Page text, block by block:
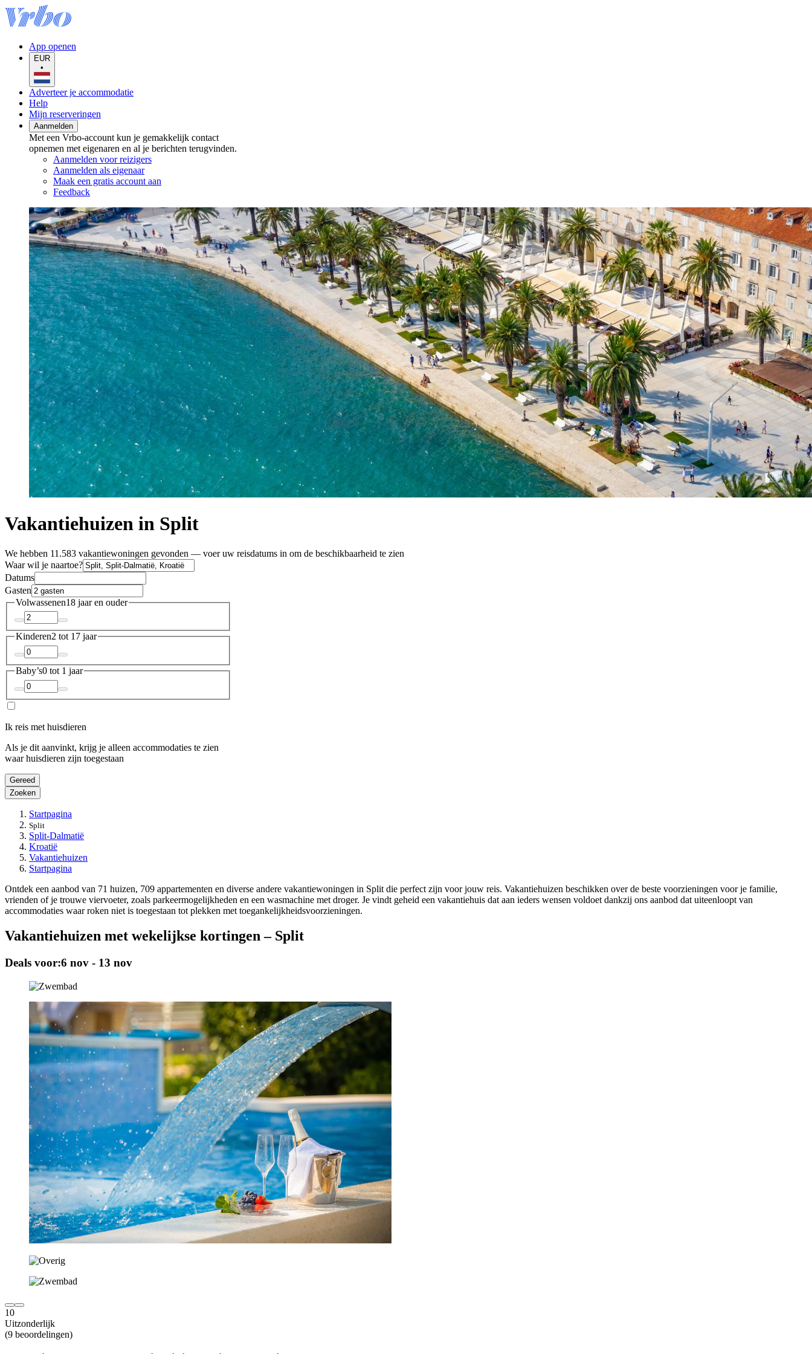
App openen
EUR
•
Adverteer je accommodatie
Help
Mijn reserveringen
Aanmelden
Met een Vrbo-account kun je gemakkelijk contact
opnemen met eigenaren en al je berichten terugvinden.
Aanmelden voor reizigers
Aanmelden als eigenaar
Maak een gratis account aan
Feedback
Vakantiehuizen in Split
We hebben 11.583 vakantiewoningen gevonden — voer uw reisdatums in om de beschikbaarheid te zien
Waar wil je naartoe?
Datums
Gasten
Volwassenen18 jaar en ouder
Kinderen2 tot 17 jaar
Baby’s0 tot 1 jaar
Ik reis met huisdieren
Als je dit aanvinkt, krijg je alleen accommodaties te zien
waar huisdieren zijn toegestaan
Gereed
Zoeken
Startpagina
Split
Split-Dalmatië
Kroatië
Vakantiehuizen
Startpagina
Ontdek een aanbod van 71 huizen, 709 appartementen en diverse andere vakantiewoningen in Split die perfect zijn voor jouw reis. Vakantiehuizen beschikken over de beste voorzieningen voor je familie,
vrienden of je trouwe viervoeter, zoals parkeermogelijkheden en een wasmachine met droger. Je vindt geheid een vakantiehuis dat aan ieders wensen voldoet dankzij ons aanbod dat uiteenloopt van
accommodaties waar roken niet is toegestaan tot plekken met toegankelijkheidsvoorzieningen.
Vakantiehuizen met wekelijkse kortingen – Split
Deals voor:6 nov - 13 nov
10
Uitzonderlijk
(9 beoordelingen)